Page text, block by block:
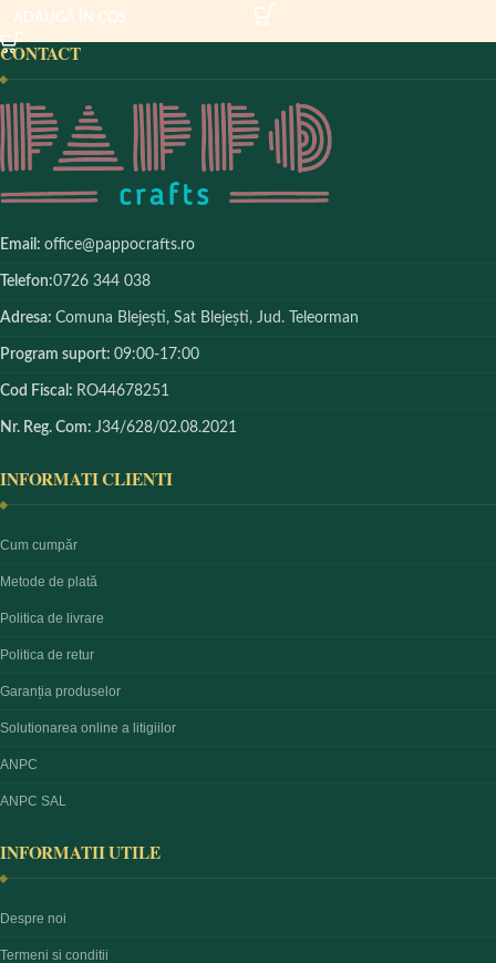
ADAUGĂ ÎN COȘ
CONTACT
Email: office@pappocrafts.ro
Telefon:0726 344 038
Adresa: Comuna Blejești, Sat Blejești, Jud. Teleorman
Program suport: 09:00-17:00
Cod Fiscal: RO44678251
Nr. Reg. Com: J34/628/02.08.2021
INFORMATI CLIENTI
Cum cumpăr
Metode de plată
Politica de livrare
Politica de retur
Garanția produselor
Solutionarea online a litigiilor
ANPC
ANPC SAL
INFORMATII UTILE
Despre noi
Termeni si conditii